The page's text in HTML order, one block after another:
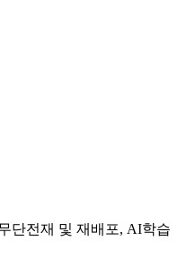
단전재 및 재배포, AI학습